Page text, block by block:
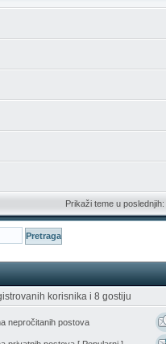
Prikaži teme u poslednjih:
korisnika i 8 gostiju
nepročitanih postova